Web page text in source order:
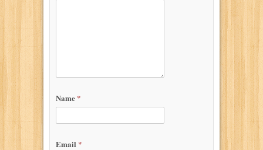
Name *
Email *